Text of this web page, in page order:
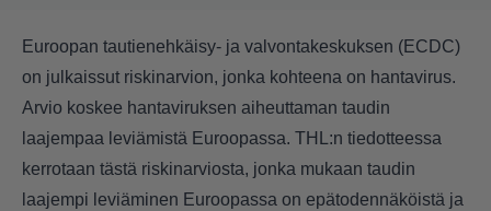
Euroopan tautienehkäisy- ja valvontakeskuksen (ECDC)
on julkaissut riskinarvion, jonka kohteena on hantavirus.
Arvio koskee hantaviruksen aiheuttaman taudin
laajempaa leviämistä Euroopassa. THL:n tiedotteessa
kerrotaan tästä riskinarviosta, jonka mukaan taudin
laajempi leviäminen Euroopassa on epätodennäköistä ja